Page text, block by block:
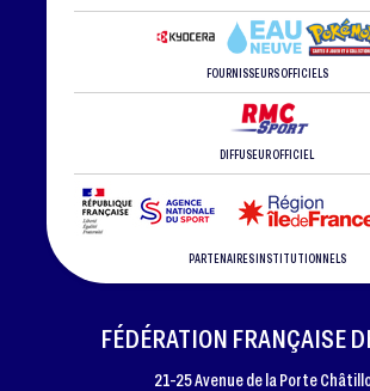
FOURNISSEURS OFFICIELS
DIFFUSEUR OFFICIEL
PARTENAIRES INSTITUTIONNELS
FÉDÉRATION FRANÇAISE
21-25 Avenue de la Porte